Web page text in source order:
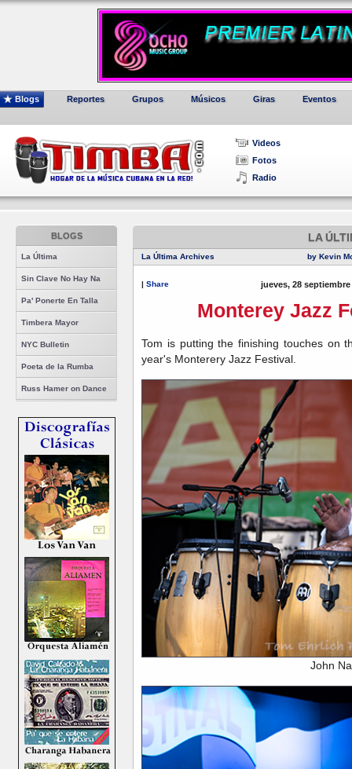
Blogs Reportes Grupos Músicos Giras Eventos
Videos
Fotos
Radio
BLOGS
La Última
Sin Clave No Hay Na
Pa' Ponerte En Talla
Timbera Mayor
NYC Bulletin
Poeta de la Rumba
Russ Hamer on Dance
LA
La Última Archives by Kevin
| Share jueves, 28 septiembre
Monterey Jazz
Tom is putting the finishing touches on
year's Monterery Jazz Festival.
John